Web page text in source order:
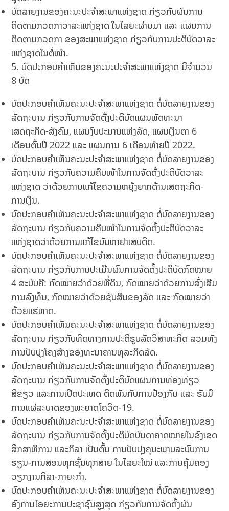
ບົດລາຍງານຂອງຄະນະປະຈໍາສະພາແຫ່ງຊາດ ກ່ຽວກັບຜົນການ
ຕິດຕາມກວດກາວາລະແຫ່ງຊາດ ໃນໄລຍະຜ່ານມາ ແລະ ແຜນການ
ຕິດຕາມກວດກາ ຂອງສະພາແຫ່ງຊາດ ກ່ຽວກັບການປະຕິບັດວາລະ
ແຫ່ງຊາດໃນຕໍ່ໜ້າ.
5. ບົດປະກອບຄໍາເຫັນຂອງຄະນະປະຈໍາສະພາແຫ່ງຊາດ ມີຈໍານວນ
8 ບົດ
ບົດປະກອບຄໍາເຫັນຄະນະປະຈໍາສະພາແຫ່ງຊາດ ຕໍ່ບົດລາຍງານຂອງ
ລັດຖະບານ ກ່ຽວກັບການຈັດຕັ້ງປະຕິບັດແຜນພັດທະນາ
ເສດຖະກິດ-ສັງຄົມ, ແຜນງົບປະມານແຫ່ງລັດ, ແຜນເງິນຕາ 6
ເດືອນຕົ້ນປີ 2022 ແລະ ແຜນການ 6 ເດືອນທ້າຍປີ 2022.
ບົດປະກອບຄໍາເຫັນຄະນະປະຈໍາສະພາແຫ່ງຊາດ ຕໍ່ບົດລາຍງານຂອງ
ລັດຖະບານ ກ່ຽວກັບຄວາມຄືບໜ້າໃນການຈັດຕັ້ງປະຕິບັດວາລະ
ແຫ່ງຊາດ ວ່າດ້ວຍການແກ້ໄຂຄວາມຫຍຸ້ງຍາກດ້ານເສດຖະກິດ-
ການເງິນ.
ບົດປະກອບຄໍາເຫັນຄະນະປະຈໍາສະພາແຫ່ງຊາດ ຕໍ່ບົດລາຍງານຂອງ
ລັດຖະບານ ກ່ຽວກັບຄວາມຄືບໜ້າໃນການຈັດຕັ້ງປະຕິບັດວາລະ
ແຫ່ງຊາດວ່າດ້ວຍການແກ້ໄຂບັນຫາຢາເສບຕິດ.
ບົດປະກອບຄໍາເຫັນຄະນະປະຈໍາສະພາແຫ່ງຊາດ ຕໍ່ບົດລາຍງານຂອງ
ລັດຖະບານ ກ່ຽວກັບການປະເມີນຜົນການຈັດຕັ້ງປະຕິບັດກົດໝາຍ
4 ສະບັບຄື: ກົດໝາຍວ່າດ້ວຍທີ່ດິນ, ກົດໝາຍວ່າດ້ວຍການສົ່ງເສີມ
ການລົງທຶນ, ກົດໝາຍວ່າດ້ວຍຊັບສິນຂອງລັດ ແລະ ກົດໝາຍວ່າ
ດ້ວຍແຮ່ທາດ.
ບົດປະກອບຄໍາເຫັນຄະນະປະຈໍາສະພາແຫ່ງຊາດ ຕໍ່ບົດລາຍງານຂອງ
ລັດຖະບານ ກ່ຽວກັບທິດທາງການປະຕິຮູບລັດວິສາຫະກິດ ລວມທັງ
ການປັບປຸງໂຄງສ້າງຂອງທະນາຄານທຸລະກິດລັດ.
ບົດປະກອບຄໍາເຫັນຄະນະປະຈໍາສະພາແຫ່ງຊາດ ຕໍ່ບົດລາຍງານຂອງ
ລັດຖະບານ ກ່ຽວກັບການຈັດຕັ້ງປະຕິບັດແຜນການທ່ອງທ່ຽວ
ສີຂຽວ ແລະການເປີດປະເທດ ຕິດພັນກັບການປ້ອງກັນ ແລະ ຮັບມື
ການແຜ່ລະບາດຂອງພະຍາດໂຄວິດ-19.
ບົດປະກອບຄໍາເຫັນຄະນະປະຈໍາສະພາແຫ່ງຊາດ ຕໍ່ບົດລາຍງານຂອງ
ລັດຖະບານ ກ່ຽວກັບການຈັດຕັ້ງປະຕິບັດບັນດາຄາດໝາຍໃນຂົງເຂດ
ສຶກສາທິການ ແລະກິລາ ເປັນຕົ້ນ ການປັບປຸງຄຸນະພາບລະບົບການ
ຮຽນ-ການສອນທຸກຊັ້ນທຸກສາຍ ໃນໄລຍະໃໝ່ ແລະການຄຸ້ມຄອງ
ວຽກງານກິລາ-ກາຍະກໍາ.
ບົດປະກອບຄໍາເຫັນຄະນະປະຈໍາສະພາແຫ່ງຊາດ ຕໍ່ບົດລາຍງານຂອງ
ອົງການໄອຍະການປະຊາຊົນສູງສຸດ ກ່ຽວກັບການຈັດຕັ້ງຜັນ